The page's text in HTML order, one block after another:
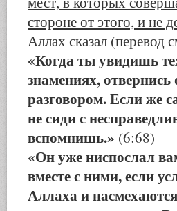
стороне от этого, и не
Аллах сказал (перевод
«Когда ты увидишь
знамениях,
разговором. Если же
не сиди с
вспомнишь.» (6:68)
«Он уже ниспослал
вместе с ними, если
Аллаха и